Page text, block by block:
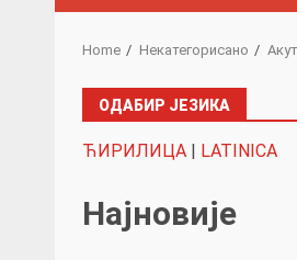
Home Некатегорисано
ОДАБИР ЈЕЗИКА
ЋИРИЛИЦА | LATINICA
Најновије